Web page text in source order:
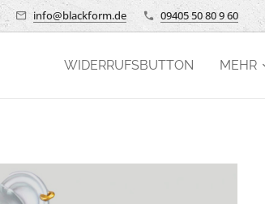
info@blackform.de 09405 50 80 9 60
WIDERRUFSBUTTON MEHR